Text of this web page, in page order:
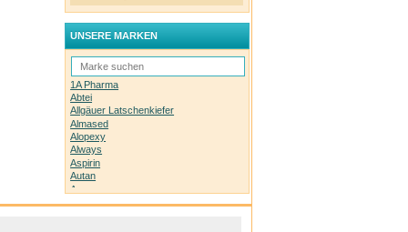
UNSERE MARKEN
1A Pharma
Abtei
Allgäuer Latschenkiefer
Almased
Alopexy
Always
Aspirin
Autan
Avene
Bachblüten-Orginal